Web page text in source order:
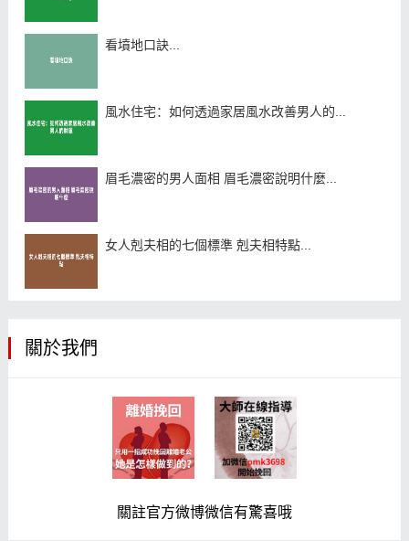
看墳地口訣...
風水住宅：如何透過家居風水改善男人的...
眉毛濃密的男人面相 眉毛濃密說明什麼...
女人剋夫相的七個標準 剋夫相特點...
關於我們
關註官方微博微信有驚喜哦